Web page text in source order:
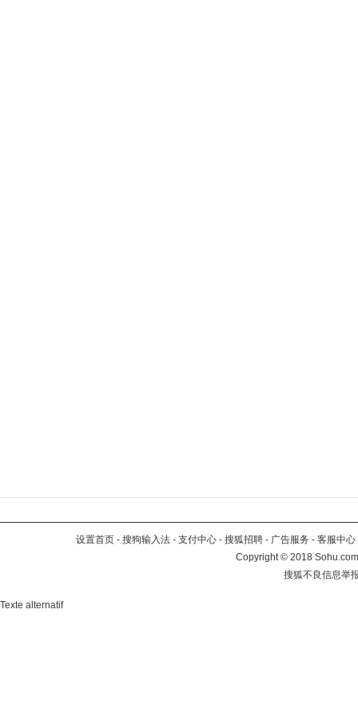
设置首页 - 搜狗输入法 - 支付中心 - 搜狐招聘 - 广告服务 - 客服中心
Copyright©2018
搜狐不良信息举
Texte alternatif